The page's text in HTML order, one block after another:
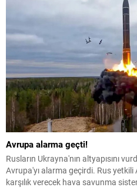
Avrupa alarma geçti!
Rusların Ukrayna'nın altyapısını
Avrupa'yı alarma geçirdi. Rus
karşılık verecek hava savunma